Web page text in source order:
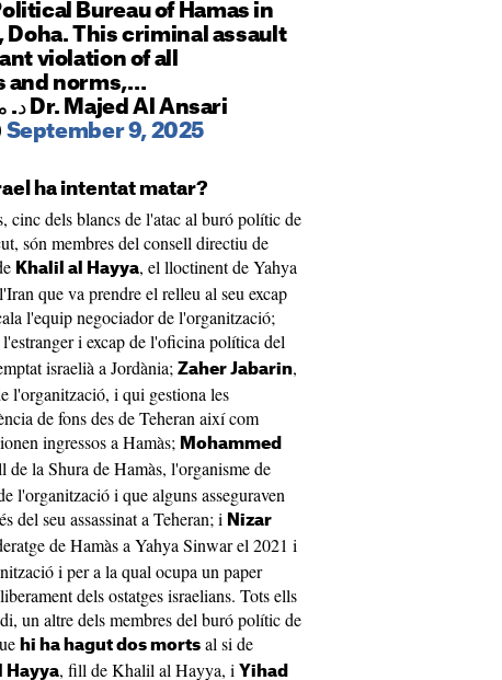
Bureau of Hamas in
Doha. This criminal assault
violation of all
and norms,…
September 9, 2025
ha intentat matar?
cinc dels blancs de l'atac al buró polític de
són membres del consell directiu de
Khalil al Hayya, el lloctinent de Yahya
que va prendre el relleu al seu excap
l'equip negociador de l'organització;
i excap de l'oficina política del
israelià a Jordània; Zaher Jabarin,
l'organització, i qui gestiona les
de fons des de Teheran així com
ingressos a Hamàs; Mohammed
de la Shura de Hamàs, l'organisme de
l'organització i que alguns asseguraven
del seu assassinat a Teheran; i Nizar
de Hamàs a Yahya Sinwar el 2021 i
i per a la qual ocupa un paper
dels ostatges israelians. Tots ells
un altre dels membres del buró polític de
hi ha hagut dos morts al si de
Hayya, fill de Khalil al Hayya, i Yihad